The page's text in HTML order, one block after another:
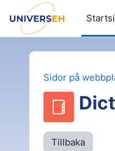
Gå direkt till huvudinnehåll
Sidor på
Tillbaka